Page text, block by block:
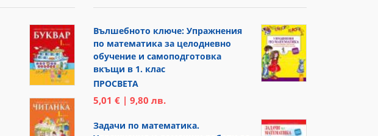
Вълшебното ключе: Упражнения
по математика за целодневно
обучение и самоподготовка
вкъщи в 1. клас
ПРОСВЕТА
5,01 € | 9,80 лв.
Задачи по математика.